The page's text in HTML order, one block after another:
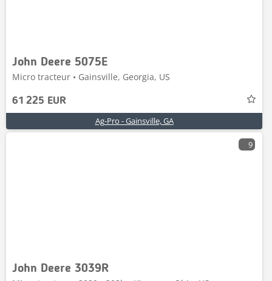
John Deere 5075E
Micro tracteur • Gainsville, Georgia, US
61 225 EUR
Ag-Pro - Gainsville, GA
9
John Deere 3039R